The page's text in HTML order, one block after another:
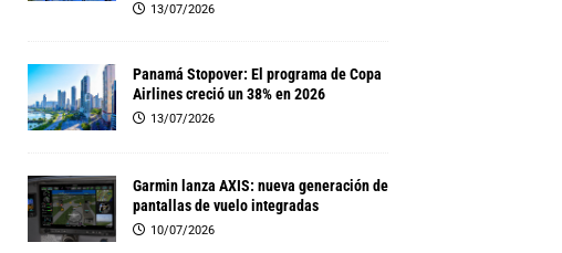
13/07/2026
Panamá Stopover: El programa de Copa
Airlines creció un 38% en 2026
13/07/2026
Garmin lanza AXIS: nueva generación de
pantallas de vuelo integradas
10/07/2026